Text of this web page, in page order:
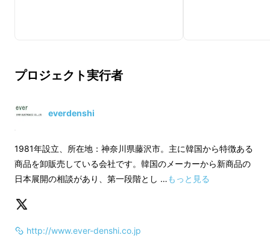
プロジェクト実行者
everdenshi
1981年設立、所在地：神奈川県藤沢市。主に韓国から特徴ある
商品を卸販売している会社です。韓国のメーカーから新商品の
日本展開の相談があり、第一段階とし …もっと見る
http://www.ever-denshi.co.jp